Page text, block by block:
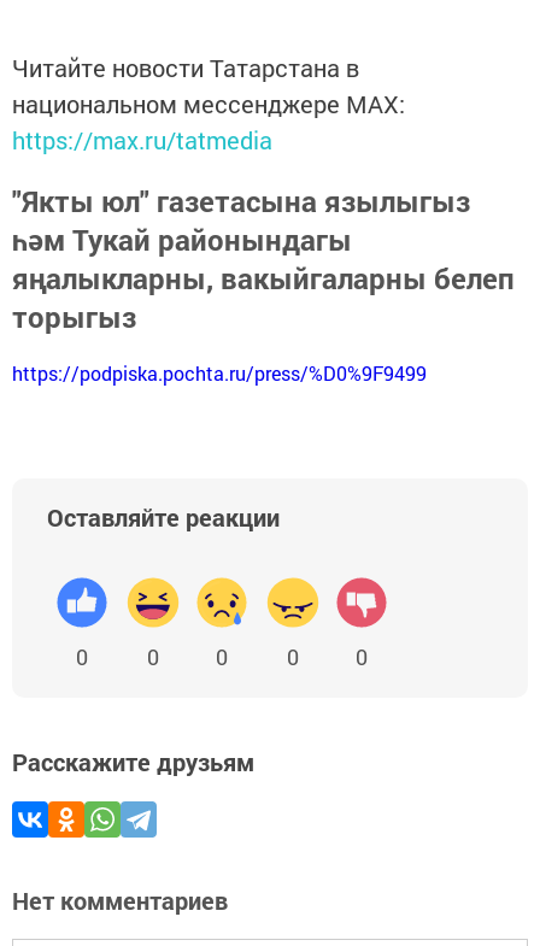
Читайте новости Татарстана в
национальном мессенджере MАХ:
https://max.ru/tatmedia
"Якты юл" газетасына язылыгыз
һәм Тукай районындагы
яңалыкларны, вакыйгаларны белеп
торыгыз
https://podpiska.pochta.ru/press/%D0%9F9499
Оставляйте реакции
0 0 0 0 0
Расскажите друзьям
Нет комментариев